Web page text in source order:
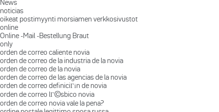
News
noticias
oikeat postimyynti morsiamen verkkosivustot
online
Online -Mail -Bestellung Braut
only
orden de correo caliente novia
orden de correo de la industria de la novia
orden de correo de la novia
orden de correo de las agencias de la novia
orden de correo definiciГіn de novia
orden de correo lГ©sbico novia
orden de correo novia vale la pena?